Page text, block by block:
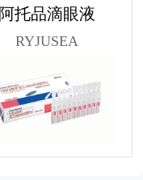
阿托品滴眼液
RYJUSEA